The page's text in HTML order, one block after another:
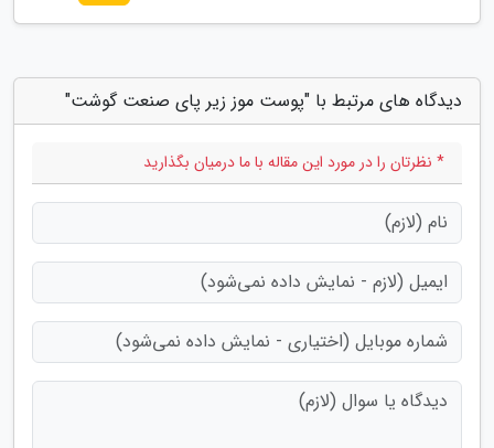
دیدگاه های مرتبط با "پوست موز زیر پای صنعت گوشت"
* نظرتان را در مورد این مقاله با ما درمیان بگذارید